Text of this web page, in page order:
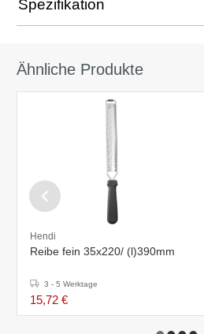
Spezifikation
Ähnliche Produkte
Hendi
Reibe fein 35x220/ (l)390mm
3 - 5 Werktage
15,72 €